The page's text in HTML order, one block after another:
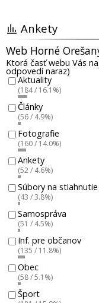
Ankety
Web Horné
Ktorá časť webu Vás
odpovedí naraz)
Aktuality
(184 / 16.1%)
Články
(56 / 4.9%)
Fotografie
(160 / 14.0%)
Ankety
(52 / 4.6%)
Súbory na stiahnutie
(43 / 3.8%)
Samospráva
(51 / 4.5%)
Inf. pre občanov
(135 / 11.8%)
Obec
(58 / 5.1%)
Šport